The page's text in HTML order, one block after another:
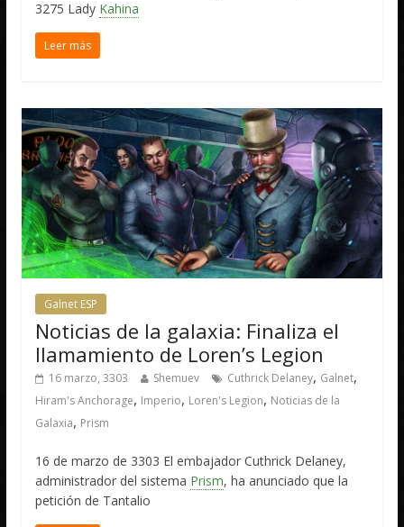
3275 Lady Kahina
Leer más
Galnet ESP
Noticias de la galaxia: Finaliza el
llamamiento de Loren’s Legion
16 marzo, 3303 Shemuev Cuthrick Delaney, Galnet,
Hiram's Anchorage, Imperio, Loren's Legion, Noticias de la
Galaxia, Prism
16 de marzo de 3303 El embajador Cuthrick Delaney,
administrador del sistema Prism, ha anunciado que la
petición de Tantalio